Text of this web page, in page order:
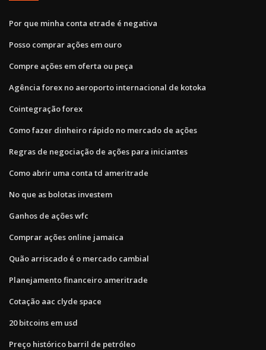
Por que minha conta etrade é negativa
Posso comprar ações em ouro
Compre ações em oferta ou peça
Agência forex no aeroporto internacional de kotoka
Cointegração forex
Como fazer dinheiro rápido no mercado de ações
Regras de negociação de ações para iniciantes
Como abrir uma conta td ameritrade
No que as bolotas investem
Ganhos de ações wfc
Comprar ações online jamaica
Quão arriscado é o mercado cambial
Planejamento financeiro ameritrade
Cotação aac clyde space
20 bitcoins em usd
Preço histórico barril de petróleo